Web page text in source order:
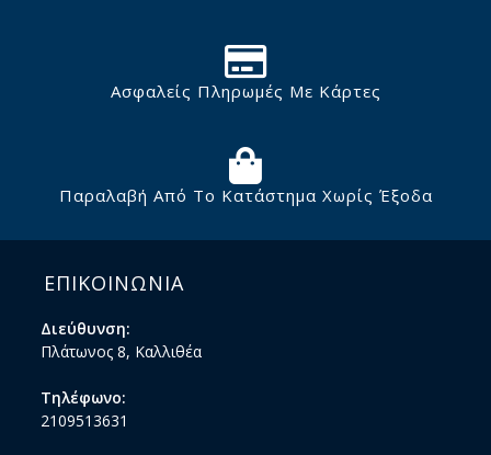
Ασφαλείς Πληρωμές Με Κάρτες
Παραλαβή Από Το Κατάστημα Χωρίς Έξοδα
ΕΠΙΚΟΙΝΩΝΙΑ
Διεύθυνση:
Πλάτωνος 8, Καλλιθέα
Τηλέφωνο:
2109513631